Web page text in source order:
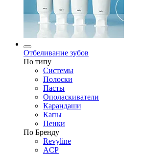
Отбеливание зубов
По типу
Системы
Полоски
Пасты
Ополаскиватели
Карандаши
Капы
Пенки
По Бренду
Revyline
ACP